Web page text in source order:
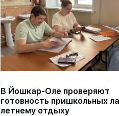
В Йошкар-Оле проверяют
готовность пришкольных
летнему отдыху